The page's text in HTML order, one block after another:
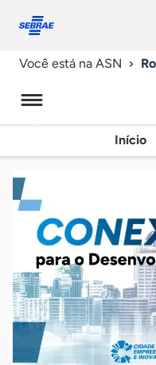
conosco
Você está na ASN
Início